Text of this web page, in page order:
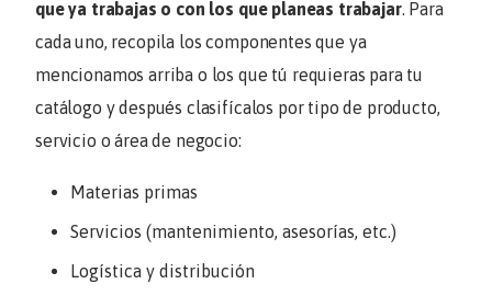
que ya trabajas o con los que planeas trabajar. Para
cada uno, recopila los componentes que ya
mencionamos arriba o los que tú requieras para tu
catálogo y después clasifícalos por tipo de producto,
servicio o área de negocio:
Materias primas
Servicios (mantenimiento, asesorías, etc.)
Logística y distribución